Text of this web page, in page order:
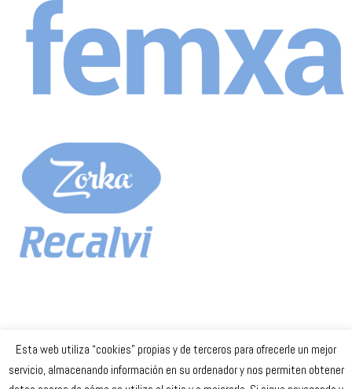
Celta Baloncesto Femenino. 2023
Esta web utiliza “cookies” propias y de terceros para ofrecerle un mejor
servicio, almacenando información en su ordenador y nos permiten obtener